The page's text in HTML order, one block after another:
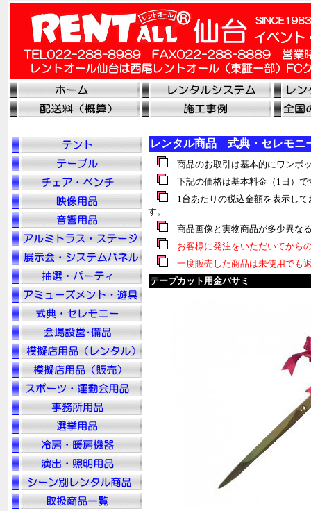
レンタル商品 式典・セレモニ
商品のお取引は基本的にワンボ
下記の価格は基本料金（1日）で
1台あたりの税込金額を表示して
す。
商品画像と実物商品が多少異な
お客様に発注をいただいてから
一度販売した商品は未使用でも
テープカット用金バサミ